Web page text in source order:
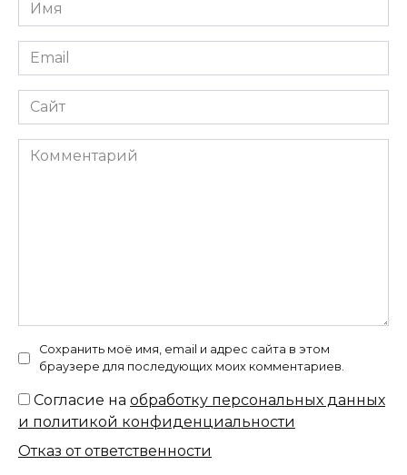
*
Email
*
Сайт
Комментарий
Сохранить моё имя, email и адрес сайта в этом
браузере для последующих моих комментариев.
Согласие на обработку персональных данных
и политикой конфиденциальности
Отказ от ответственности